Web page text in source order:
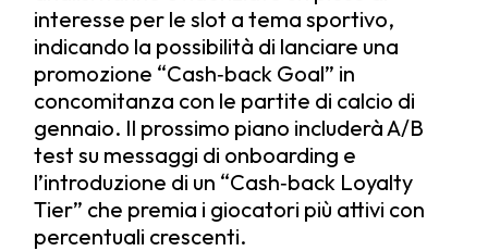
interesse per le slot a tema sportivo,
indicando la possibilità di lanciare una
promozione “Cash‑back Goal” in
concomitanza con le partite di calcio di
gennaio. Il prossimo piano includerà A/B
test su messaggi di onboarding e
l’introduzione di un “Cash‑back Loyalty
Tier” che premia i giocatori più attivi con
percentuali crescenti.